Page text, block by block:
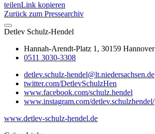
teilenLink kopieren
Zurück zum Pressearchiv
Detlev Schulz-Hendel
Hannah-Arendt-Platz 1, 30159 Hannover
0511 3030-3308
detlev.schulz-hendel@lt.niedersachsen.de
twitter.com/DetlevSchulzHen
www.facebook.com/schulz.hendel
www.instagram.com/detlev.schulzhendel/
www.detlev-schulz-hendel.de